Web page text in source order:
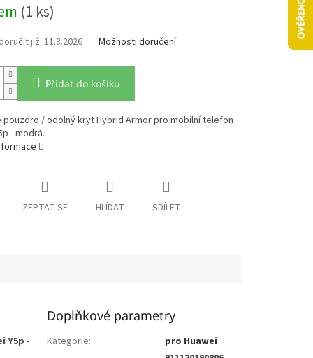
(1 ks)
11.8.2026 Možnosti doručení
Přidat do košíku
pouzdro / odolný kryt Hybrid Armor pro mobilní telefon
- modrá.
ZEPTAT SE HLÍDAT SDÍLET
Y5p -
Doplňkové parametry
Kategorie:
pro Huawei